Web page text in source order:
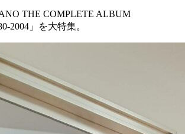
THE COMPLETE ALBUM
2004」を大特集。